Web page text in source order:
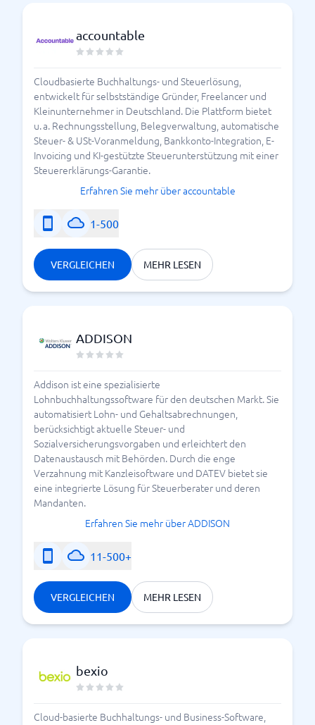
Online Banking
Zahlungen
E Commerce
Integration von
Shopsystemen
Rechnungsstellung
Erstellung
Rechnungen
Rechnungen
Viele Unternehmen achten zusätzlich auf einen
DATEV Schnittstelle und
DATEV Export
DieDATEV Schnittstellegehört mittlerweile zu den
wichtigsten Funktionen moderner
Buchhaltungsprogramme. Sie erleichtert die
Zusammenarbeit mit dem Steuerberatererheblich,
da Buchungsdaten direkt exportiert werden können.
Ein saubererDATEV Exportspart nicht nur Zeit,
Daten. Besonders Unternehmen mit vielen
Viele Anbieter unterstützen inzwischen:
DATEV Buchungsstapel
automatische Steuerdaten-Übertragung
digitale Belegarchivierung
Für Steuerberater ist eine funktionierende DATEV-
accountable
Cloudbasierte Buchhaltungs- und Steuerlösung,
entwickelt für selbstständige Gründer, Freelancer und
Kleinunternehmer in Deutschland. Die Plattform bietet
u. a. Rechnungsstellung, Belegverwaltung, automatische
Steuer- & USt-Voranmeldung, Bankkonto-Integration, E-
Invoicing und KI-gestützte Steuerunterstützung mit einer
Steuererklärungs-Garantie.
Erfahren Sie mehr über accountable
1-500
VERGLEICHEN MEHR LESEN
ADDISON
Addison ist eine spezialisierte
Lohnbuchhaltungssoftware für den deutschen Markt. Sie
automatisiert Lohn- und Gehaltsabrechnungen,
berücksichtigt aktuelle Steuer- und
Sozialversicherungsvorgaben und erleichtert den
Datenaustausch mit Behörden. Durch die enge
Verzahnung mit Kanzleisoftware und DATEV bietet sie
eine integrierte Lösung für Steuerberater und deren
Mandanten.
Erfahren Sie mehr über ADDISON
11-500+
VERGLEICHEN MEHR LESEN
bexio
Cloud-basierte Buchhaltungs- und Business-Software,